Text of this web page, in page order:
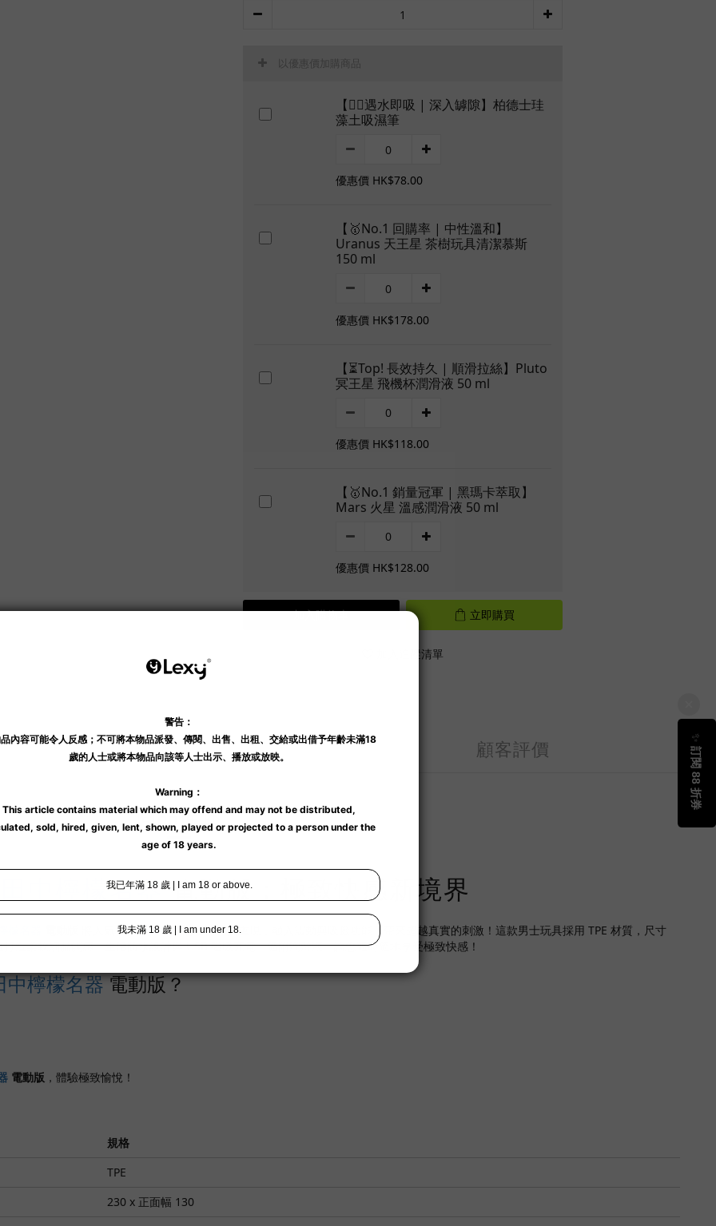
以優惠價加購商品
【👍🏻遇水即吸 | 深入罅隙】柏德士珪
藻土吸濕筆
優惠價 HK$78.00
【🥇No.1 回購率 | 中性溫和】
Uranus 天王星 茶樹玩具清潔慕斯
150 ml
優惠價 HK$178.00
【⏳Top! 長效持久 | 順滑拉絲】Pluto
冥王星 飛機杯潤滑液 50 ml
優惠價 HK$118.00
【🥇No.1 銷量冠軍 | 黑瑪卡萃取】
Mars 火星 溫感潤滑液 50 ml
優惠價 HK$128.00
加入購物車 立即購買
加入追蹤清單
送貨及付款方式 顧客評價
商品描述
田中檸檬名器電動版：極致快感新境界
將人氣女優田中檸檬的名器完美重現，融入震動與吸啜功能，帶來超越真實的刺激！這款男士玩具採用 TPE 材質，尺寸
柔軟細膩觸感。生活防水設計與 USB 磁吸充電，隨附潤滑液，讓您隨時隨地享受極致快感！
中檸檬名器電動版？
電動版 ，體驗極致愉悅！
規格
TPE
230 x 正面幅 130